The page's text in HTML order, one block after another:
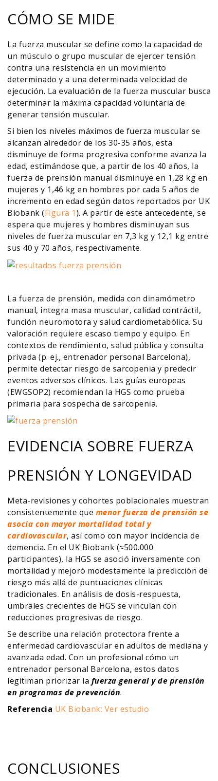
CÓMO SE MIDE
La fuerza muscular se define como la capacidad de
un músculo o grupo muscular de ejercer tensión
contra una resistencia en un movimiento
determinado y a una determinada velocidad de
ejecución. La evaluación de la fuerza muscular busca
determinar la máxima capacidad voluntaria de
generar tensión muscular.
Si bien los niveles máximos de fuerza muscular se
alcanzan alrededor de los 30-35 años, esta
disminuye de forma progresiva conforme avanza la
edad, estimándose que, a partir de los 40 años, la
fuerza de prensión manual disminuye en 1,28 kg en
mujeres y 1,46 kg en hombres por cada 5 años de
incremento en edad según datos reportados por UK
Biobank (Figura 1). A partir de este antecedente, se
espera que mujeres y hombres disminuyan sus
niveles de fuerza muscular en 7,3 kg y 12,1 kg entre
sus 40 y 70 años, respectivamente.
La fuerza de prensión, medida con dinamómetro
manual, integra masa muscular, calidad contráctil,
función neuromotora y salud cardiometabólica. Su
valoración requiere escaso tiempo y equipo. En
contextos de rendimiento, salud pública y consulta
privada (p. ej., entrenador personal Barcelona),
permite detectar riesgo de sarcopenia y predecir
eventos adversos clínicos. Las guías europeas
(EWGSOP2) recomiendan la HGS como prueba
primaria para sospecha de sarcopenia.
EVIDENCIA SOBRE FUERZA
PRENSIÓN Y LONGEVIDAD
Meta-revisiones y cohortes poblacionales muestran
consistentemente que menor fuerza de prensión se
asocia con mayor mortalidad total y
cardiovascular, así como con mayor incidencia de
demencia. En el UK Biobank (≈500.000
participantes), la HGS se asoció inversamente con
mortalidad y mejoró modestamente la predicción de
riesgo más allá de puntuaciones clínicas
tradicionales. En análisis de dosis-respuesta,
umbrales crecientes de HGS se vinculan con
reducciones progresivas de riesgo.
Se describe una relación protectora frente a
enfermedad cardiovascular en adultos de mediana y
avanzada edad. Con un profesional cómo un
entrenador personal Barcelona, estos datos
legitiman priorizar la fuerza general y de prensión
en programas de prevención.
Referencia UK Biobank: Ver estudio
CONCLUSIONES